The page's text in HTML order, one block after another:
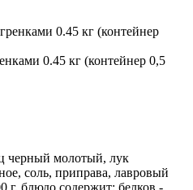
0.45 кг (контейнер 0,5
черный молотый, лук
соль, приправа, лавровый
г. блюдо содержит: белков -